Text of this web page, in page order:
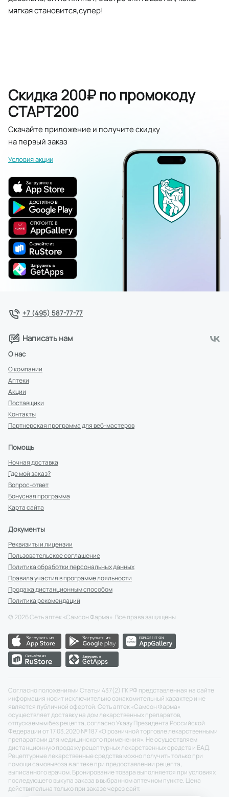
мягкая становится,супер!
Скидка 200₽ по промокоду
СТАРТ200
Скачайте приложение и получите скидку
на первый заказ
Условия акции
+7 (495) 587-77-77
Написать нам
О нас
О компании
Аптеки
Акции
Поставщики
Контакты
Партнерская программа для веб-мастеров
Помощь
Ночная доставка
Где мой заказ?
Вопрос-ответ
Бонусная программа
Карта сайта
Документы
Реквизиты и лицензии
Пользовательское соглашение
Политика обработки персональных данных
Правила участия в программе лояльности
Продажа дистанционным способом
Политика рекомендаций
© 2026Сеть аптек «Самсон Фарма». Все права защищены
Согласно положениями Статьи 437(2) ГК РФ представленная на сайте
информация носит исключительно ознакомительный характер и не
является публичной офертой. Сеть аптек «Самсон Фарма»
осуществляет доставку на дом лекарственных препаратов,
отпускаемым без рецепта, согласно Указу Президента Российской
Федерации от 17.03.2020 № 187 «О розничной торговле лекарственными
препаратами для медицинского применения». Не осуществляем
дистанционную продажу рецептурных лекарственных средств и БАД.
Рецептурные лекарственные средства можно получить только при
помощи самовывоза в аптеке при предоставлении рецепта,
выписанного врачом. Бронирование товара выполняется при условиях
последующего выкупа заказа в выбранном аптечном пункте. Цена
действительна только при заказе через сайт.